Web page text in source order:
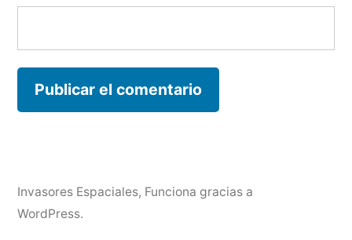
Invasores Espaciales, Funciona gracias a
WordPress.